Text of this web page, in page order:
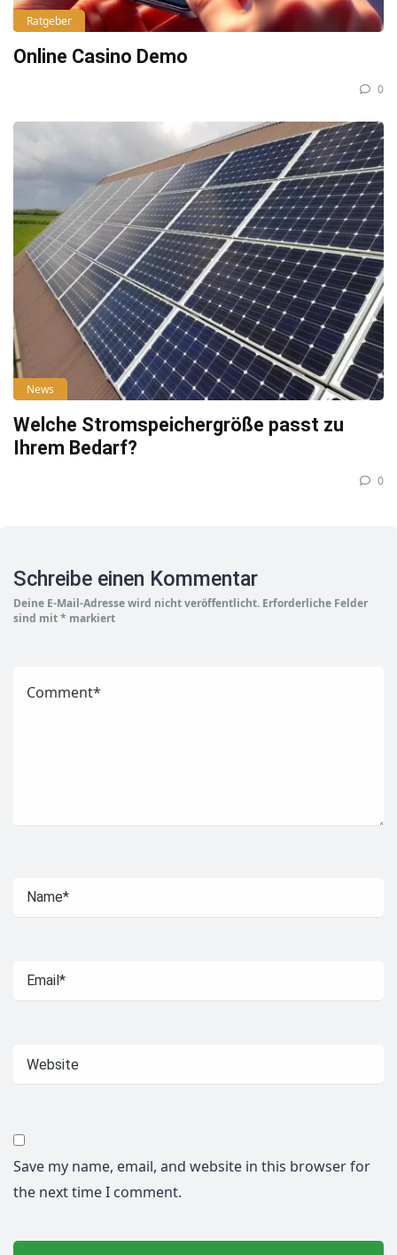
Ratgeber
Online Casino Demo
0
News
Welche Stromspeichergröße passt zu
Ihrem Bedarf?
0
Schreibe einen Kommentar
Deine E-Mail-Adresse wird nicht veröffentlicht. Erforderliche Felder
sind mit* markiert
Save my name, email, and website in this browser for
the next time I comment.